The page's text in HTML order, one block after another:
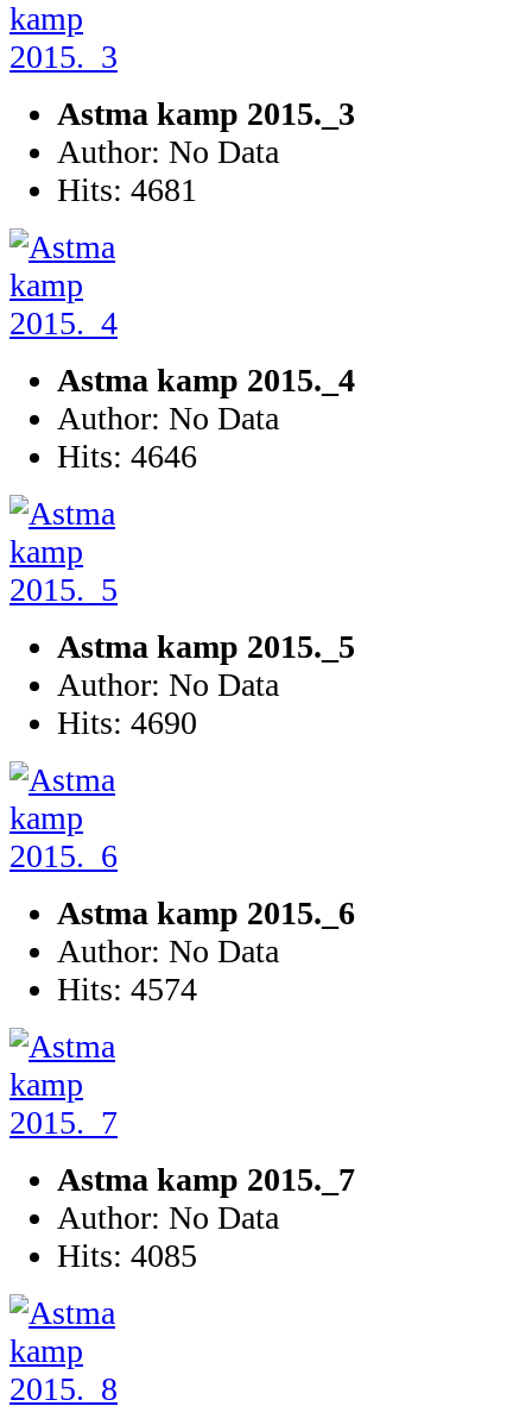
Astma kamp 2015._3
Author: No Data
Hits: 4681
Astma kamp 2015._4
Author: No Data
Hits: 4646
Astma kamp 2015._5
Author: No Data
Hits: 4690
Astma kamp 2015._6
Author: No Data
Hits: 4574
Astma kamp 2015._7
Author: No Data
Hits: 4085